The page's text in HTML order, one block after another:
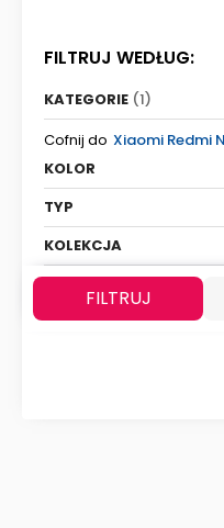
FILTRUJ WEDŁUG:
KATEGORIE (1)
Cofnij do Xiaomi Redmi
KOLOR
TYP
KOLEKCJA
FILTRUJ